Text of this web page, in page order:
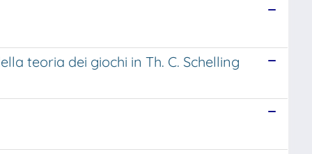
teoria dei giochi in Th. C. Schelling